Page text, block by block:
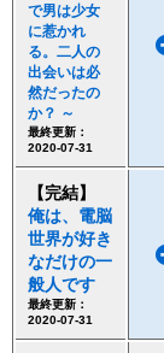
で男は少女
に惹かれ
る。二人の
出会いは必
然だったの
か？ ～
最終更新：
2020-07-31
【完結】
俺は、電脳
世界が好き
なだけの一
般人です
最終更新：
2020-07-31